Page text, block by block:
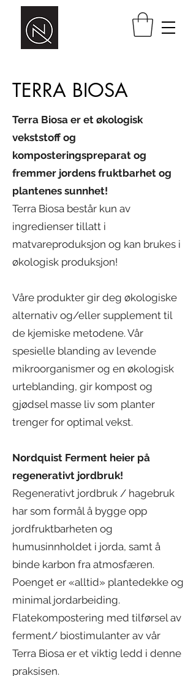
TERRA BIOSA
Terra Biosa er et økologisk
vekststoff og
komposteringspreparat og
fremmer jordens fruktbarhet og
plantenes sunnhet!
Terra Biosa består kun av
ingredienser tillatt i
matvareproduksjon og kan brukes i
økologisk produksjon!
Våre produkter gir deg økologiske
alternativ og/eller supplement til
de kjemiske metodene. Vår
spesielle blanding av levende
mikroorganismer og en økologisk
urteblanding, gir kompost og
gjødsel masse liv som planter
trenger for optimal vekst.
Nordquist Ferment heier på
regenerativt jordbruk!
Regenerativt jordbruk / hagebruk
har som formål å bygge opp
jordfruktbarheten og
humusinnholdet i jorda, samt å
binde karbon fra atmosfæren.
Poenget er «alltid» plantedekke og
minimal jordarbeiding.
Flatekompostering med tilførsel av
ferment/ biostimulanter av vår
Terra Biosa er et viktig ledd i denne
praksisen.